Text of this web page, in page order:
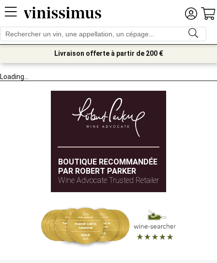
Livraison offerte à partir de 200 €
Loading...
BOUTIQUE RECOMMANDÉE
PAR ROBERT PARKER
Wine Advocate Trusted Retailer